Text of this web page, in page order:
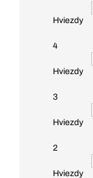
Hviezdy
4
Hviezdy
3
Hviezdy
2
Hviezdy